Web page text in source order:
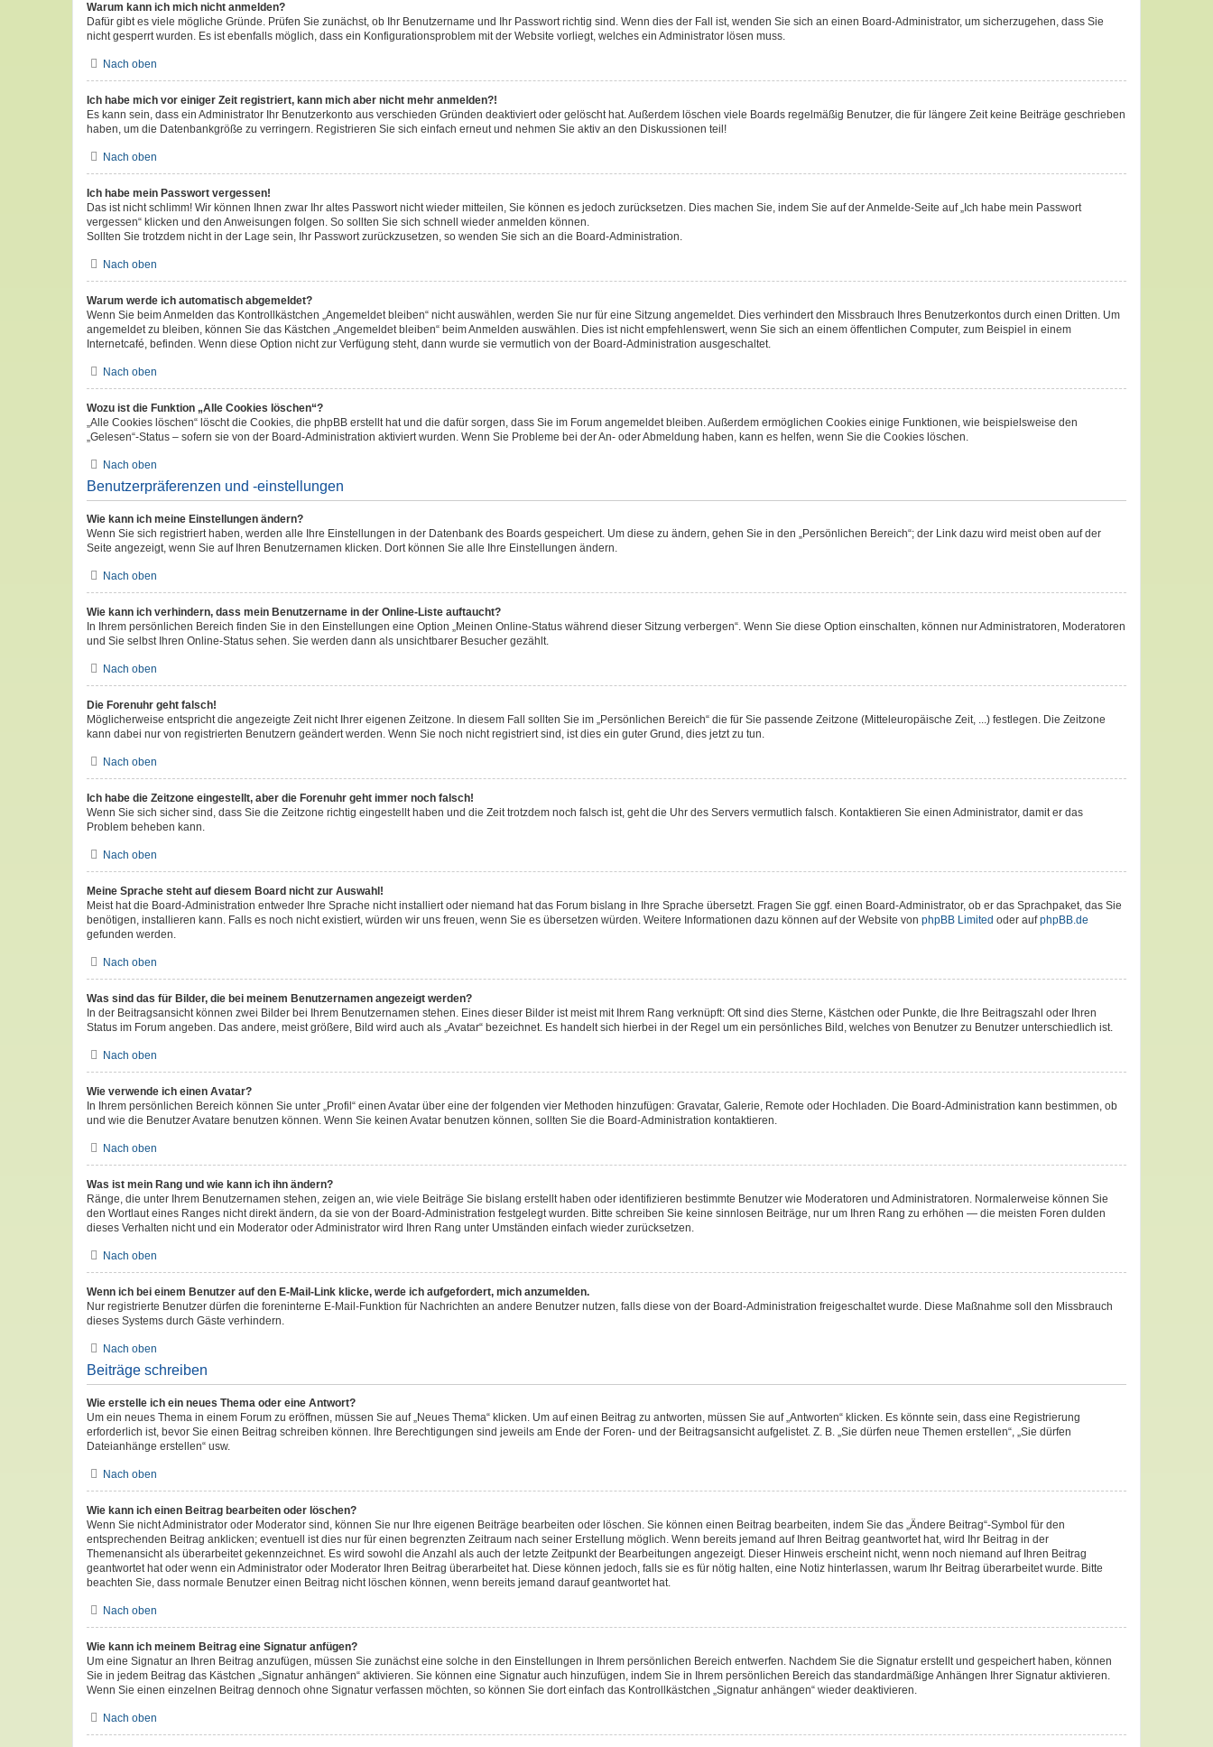
Warum kann ich mich nicht anmelden?
Dafür gibt es viele mögliche Gründe. Prüfen Sie zunächst, ob Ihr Benutzername und Ihr Passwort richtig sind. Wenn dies der Fall ist, wenden Sie sich an einen Board-Administrator, um sicherzugehen, dass Sie
nicht gesperrt wurden. Es ist ebenfalls möglich, dass ein Konfigurationsproblem mit der Website vorliegt, welches ein Administrator lösen muss.
Nach oben
Ich habe mich vor einiger Zeit registriert, kann mich aber nicht mehr anmelden?!
Es kann sein, dass ein Administrator Ihr Benutzerkonto aus verschieden Gründen deaktiviert oder gelöscht hat. Außerdem löschen viele Boards regelmäßig Benutzer, die für längere Zeit keine Beiträge geschrieben
haben, um die Datenbankgröße zu verringern. Registrieren Sie sich einfach erneut und nehmen Sie aktiv an den Diskussionen teil!
Nach oben
Ich habe mein Passwort vergessen!
Das ist nicht schlimm! Wir können Ihnen zwar Ihr altes Passwort nicht wieder mitteilen, Sie können es jedoch zurücksetzen. Dies machen Sie, indem Sie auf der Anmelde-Seite auf „Ich habe mein Passwort
vergessen“ klicken und den Anweisungen folgen. So sollten Sie sich schnell wieder anmelden können.
Sollten Sie trotzdem nicht in der Lage sein, Ihr Passwort zurückzusetzen, so wenden Sie sich an die Board-Administration.
Nach oben
Warum werde ich automatisch abgemeldet?
Wenn Sie beim Anmelden das Kontrollkästchen „Angemeldet bleiben“ nicht auswählen, werden Sie nur für eine Sitzung angemeldet. Dies verhindert den Missbrauch Ihres Benutzerkontos durch einen Dritten. Um
angemeldet zu bleiben, können Sie das Kästchen „Angemeldet bleiben“ beim Anmelden auswählen. Dies ist nicht empfehlenswert, wenn Sie sich an einem öffentlichen Computer, zum Beispiel in einem
Internetcafé, befinden. Wenn diese Option nicht zur Verfügung steht, dann wurde sie vermutlich von der Board-Administration ausgeschaltet.
Nach oben
Wozu ist die Funktion „Alle Cookies löschen“?
„Alle Cookies löschen“ löscht die Cookies, die phpBB erstellt hat und die dafür sorgen, dass Sie im Forum angemeldet bleiben. Außerdem ermöglichen Cookies einige Funktionen, wie beispielsweise den
„Gelesen“-Status – sofern sie von der Board-Administration aktiviert wurden. Wenn Sie Probleme bei der An- oder Abmeldung haben, kann es helfen, wenn Sie die Cookies löschen.
Nach oben
Benutzerpräferenzen und -einstellungen
Wie kann ich meine Einstellungen ändern?
Wenn Sie sich registriert haben, werden alle Ihre Einstellungen in der Datenbank des Boards gespeichert. Um diese zu ändern, gehen Sie in den „Persönlichen Bereich“; der Link dazu wird meist oben auf der
Seite angezeigt, wenn Sie auf Ihren Benutzernamen klicken. Dort können Sie alle Ihre Einstellungen ändern.
Nach oben
Wie kann ich verhindern, dass mein Benutzername in der Online-Liste auftaucht?
In Ihrem persönlichen Bereich finden Sie in den Einstellungen eine Option „Meinen Online-Status während dieser Sitzung verbergen“. Wenn Sie diese Option einschalten, können nur Administratoren, Moderatoren
und Sie selbst Ihren Online-Status sehen. Sie werden dann als unsichtbarer Besucher gezählt.
Nach oben
Die Forenuhr geht falsch!
Möglicherweise entspricht die angezeigte Zeit nicht Ihrer eigenen Zeitzone. In diesem Fall sollten Sie im „Persönlichen Bereich“ die für Sie passende Zeitzone (Mitteleuropäische Zeit, ...) festlegen. Die Zeitzone
kann dabei nur von registrierten Benutzern geändert werden. Wenn Sie noch nicht registriert sind, ist dies ein guter Grund, dies jetzt zu tun.
Nach oben
Ich habe die Zeitzone eingestellt, aber die Forenuhr geht immer noch falsch!
Wenn Sie sich sicher sind, dass Sie die Zeitzone richtig eingestellt haben und die Zeit trotzdem noch falsch ist, geht die Uhr des Servers vermutlich falsch. Kontaktieren Sie einen Administrator, damit er das
Problem beheben kann.
Nach oben
Meine Sprache steht auf diesem Board nicht zur Auswahl!
Meist hat die Board-Administration entweder Ihre Sprache nicht installiert oder niemand hat das Forum bislang in Ihre Sprache übersetzt. Fragen Sie ggf. einen Board-Administrator, ob er das Sprachpaket, das Sie
benötigen, installieren kann. Falls es noch nicht existiert, würden wir uns freuen, wenn Sie es übersetzen würden. Weitere Informationen dazu können auf der Website von phpBB Limited oder aufphpBB.de
gefunden werden.
Nach oben
Was sind das für Bilder, die bei meinem Benutzernamen angezeigt werden?
In der Beitragsansicht können zwei Bilder bei Ihrem Benutzernamen stehen. Eines dieser Bilder ist meist mit Ihrem Rang verknüpft: Oft sind dies Sterne, Kästchen oder Punkte, die Ihre Beitragszahl oder Ihren
Status im Forum angeben. Das andere, meist größere, Bild wird auch als „Avatar“ bezeichnet. Es handelt sich hierbei in der Regel um ein persönliches Bild, welches von Benutzer zu Benutzer unterschiedlich ist.
Nach oben
Wie verwende ich einen Avatar?
In Ihrem persönlichen Bereich können Sie unter „Profil“ einen Avatar über eine der folgenden vier Methoden hinzufügen: Gravatar, Galerie, Remote oder Hochladen. Die Board-Administration kann bestimmen, ob
und wie die Benutzer Avatare benutzen können. Wenn Sie keinen Avatar benutzen können, sollten Sie die Board-Administration kontaktieren.
Nach oben
Was ist mein Rang und wie kann ich ihn ändern?
Ränge, die unter Ihrem Benutzernamen stehen, zeigen an, wie viele Beiträge Sie bislang erstellt haben oder identifizieren bestimmte Benutzer wie Moderatoren und Administratoren. Normalerweise können Sie
den Wortlaut eines Ranges nicht direkt ändern, da sie von der Board-Administration festgelegt wurden. Bitte schreiben Sie keine sinnlosen Beiträge, nur um Ihren Rang zu erhöhen — die meisten Foren dulden
dieses Verhalten nicht und ein Moderator oder Administrator wird Ihren Rang unter Umständen einfach wieder zurücksetzen.
Nach oben
Wenn ich bei einem Benutzer auf den E-Mail-Link klicke, werde ich aufgefordert, mich anzumelden.
Nur registrierte Benutzer dürfen die foreninterne E-Mail-Funktion für Nachrichten an andere Benutzer nutzen, falls diese von der Board-Administration freigeschaltet wurde. Diese Maßnahme soll den Missbrauch
dieses Systems durch Gäste verhindern.
Nach oben
Beiträge schreiben
Wie erstelle ich ein neues Thema oder eine Antwort?
Um ein neues Thema in einem Forum zu eröffnen, müssen Sie auf „Neues Thema“ klicken. Um auf einen Beitrag zu antworten, müssen Sie auf „Antworten“ klicken. Es könnte sein, dass eine Registrierung
erforderlich ist, bevor Sie einen Beitrag schreiben können. Ihre Berechtigungen sind jeweils am Ende der Foren- und der Beitragsansicht aufgelistet. Z. B. „Sie dürfen neue Themen erstellen“, „Sie dürfen
Dateianhänge erstellen“ usw.
Nach oben
Wie kann ich einen Beitrag bearbeiten oder löschen?
Wenn Sie nicht Administrator oder Moderator sind, können Sie nur Ihre eigenen Beiträge bearbeiten oder löschen. Sie können einen Beitrag bearbeiten, indem Sie das „Ändere Beitrag“-Symbol für den
entsprechenden Beitrag anklicken; eventuell ist dies nur für einen begrenzten Zeitraum nach seiner Erstellung möglich. Wenn bereits jemand auf Ihren Beitrag geantwortet hat, wird Ihr Beitrag in der
Themenansicht als überarbeitet gekennzeichnet. Es wird sowohl die Anzahl als auch der letzte Zeitpunkt der Bearbeitungen angezeigt. Dieser Hinweis erscheint nicht, wenn noch niemand auf Ihren Beitrag
geantwortet hat oder wenn ein Administrator oder Moderator Ihren Beitrag überarbeitet hat. Diese können jedoch, falls sie es für nötig halten, eine Notiz hinterlassen, warum Ihr Beitrag überarbeitet wurde. Bitte
beachten Sie, dass normale Benutzer einen Beitrag nicht löschen können, wenn bereits jemand darauf geantwortet hat.
Nach oben
Wie kann ich meinem Beitrag eine Signatur anfügen?
Um eine Signatur an Ihren Beitrag anzufügen, müssen Sie zunächst eine solche in den Einstellungen in Ihrem persönlichen Bereich entwerfen. Nachdem Sie die Signatur erstellt und gespeichert haben, können
Sie in jedem Beitrag das Kästchen „Signatur anhängen“ aktivieren. Sie können eine Signatur auch hinzufügen, indem Sie in Ihrem persönlichen Bereich das standardmäßige Anhängen Ihrer Signatur aktivieren.
Wenn Sie einen einzelnen Beitrag dennoch ohne Signatur verfassen möchten, so können Sie dort einfach das Kontrollkästchen „Signatur anhängen“ wieder deaktivieren.
Nach oben